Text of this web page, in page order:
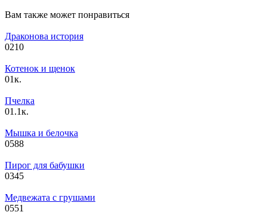
Вам также может понравиться
Драконова история
0210
Котенок и щенок
01к.
Пчелка
01.1к.
Мышка и белочка
0588
Пирог для бабушки
0345
Медвежата с грушами
0551